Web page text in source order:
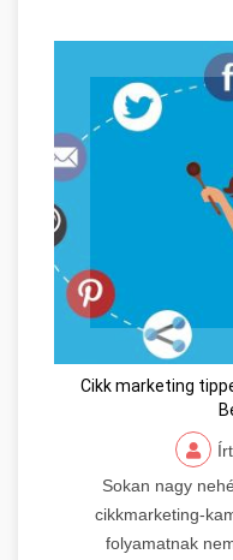
Cikk marketing
Sokan nagy
cikkmarketing-
folyamatnak